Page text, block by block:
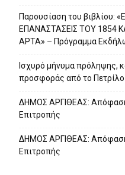
Παρουσίαση του βιβλίου:
ΕΠΑΝΑΣΤΑΣΕΙΣ ΤΟΥ 1854
ΑΡΤΑ» – Πρόγραμμα
Ισχυρό μήνυμα πρόληψης,
προσφοράς από το Πετρίλο
ΔΗΜΟΣ ΑΡΓΙΘΕΑΣ:
Επιτροπής
ΔΗΜΟΣ ΑΡΓΙΘΕΑΣ:
Επιτροπής